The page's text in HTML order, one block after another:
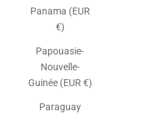
Panama (EUR
€)
Papouasie-
Nouvelle-
Guinée (EUR €)
Paraguay